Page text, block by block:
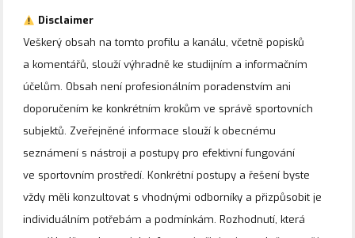
Disclaimer
Veškerý obsah na tomto profilu a kanálu, včetně popisků
a komentářů, slouží výhradně ke studijním a informačním
účelům. Obsah není profesionálním poradenstvím ani
doporučením ke konkrétním krokům ve správě sportovních
subjektů. Zveřejněné informace slouží k obecnému
seznámení s nástroji a postupy pro efektivní fungování
ve sportovním prostředí. Konkrétní postupy a řešení byste
vždy měli konzultovat s vhodnými odborníky a přizpůsobit je
individuálním potřebám a podmínkám. Rozhodnutí, která